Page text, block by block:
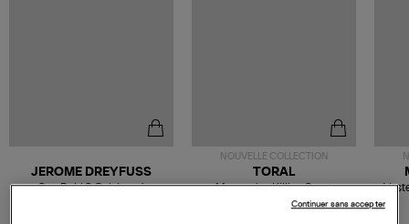
JEROME DREYFUSS
Sac Bobi S Cuir Lamé
NOUVELLE COLLECTION
189,00 €
TORAL
Mocassins Killian Sport
MousseContinuer sans accepter